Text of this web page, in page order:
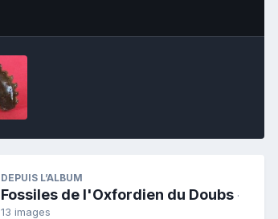
DEPUIS L’ALBUM
Fossiles de l'Oxfordien du Doubs ·
13 images